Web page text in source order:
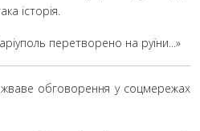
історія.
перетворено на руїни...»
жваве обговорення у соцмережах